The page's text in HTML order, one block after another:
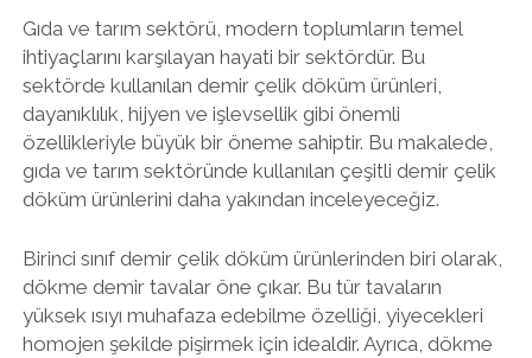
Gıda ve tarım sektörü, modern toplumların temel
ihtiyaçlarını karşılayan hayati bir sektördür. Bu
sektörde kullanılan demir çelik döküm ürünleri,
dayanıklılık, hijyen ve işlevsellik gibi önemli
özellikleriyle büyük bir öneme sahiptir. Bu makalede,
gıda ve tarım sektöründe kullanılan çeşitli demir çelik
döküm ürünlerini daha yakından inceleyeceğiz.
Birinci sınıf demir çelik döküm ürünlerinden biri olarak,
dökme demir tavalar öne çıkar. Bu tür tavaların
yüksek ısıyı muhafaza edebilme özelliği, yiyecekleri
homojen şekilde pişirmek için idealdir. Ayrıca, dökme